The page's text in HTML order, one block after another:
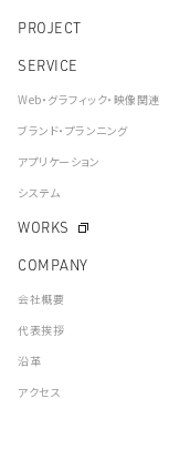
PROJECT
SERVICE
Web・グラフィック・映像関連
ブランド・プランニング
アプリケーション
システム
WORKS
COMPANY
会社概要
代表挨拶
沿革
アクセス